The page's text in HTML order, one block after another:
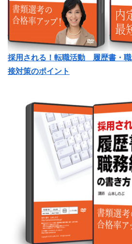
採用される！転職活動 履歴書・
接対策のポイント